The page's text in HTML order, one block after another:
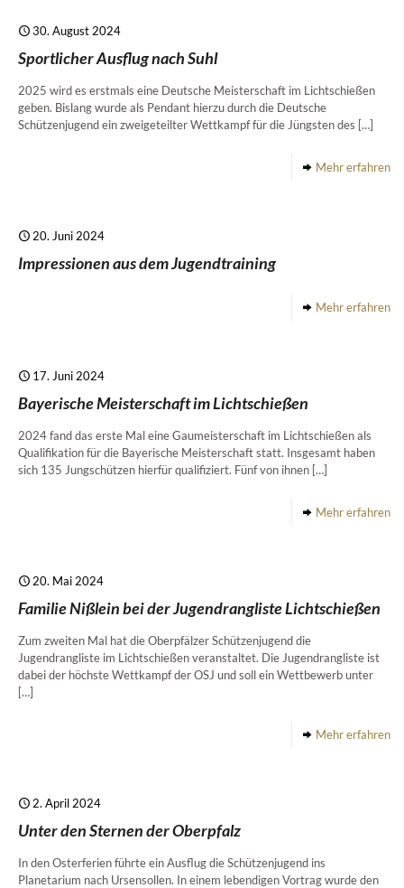
30. August 2024
Sportlicher Ausflug nach Suhl
2025 wird es erstmals eine Deutsche Meisterschaft im Lichtschießen
geben. Bislang wurde als Pendant hierzu durch die Deutsche
Schützenjugend ein zweigeteilter Wettkampf für die Jüngsten des […]
Mehr erfahren
20. Juni 2024
Impressionen aus dem Jugendtraining
Mehr erfahren
17. Juni 2024
Bayerische Meisterschaft im Lichtschießen
2024 fand das erste Mal eine Gaumeisterschaft im Lichtschießen als
Qualifikation für die Bayerische Meisterschaft statt. Insgesamt haben
sich 135 Jungschützen hierfür qualifiziert. Fünf von ihnen […]
Mehr erfahren
20. Mai 2024
Familie Nißlein bei der Jugendrangliste Lichtschießen
Zum zweiten Mal hat die Oberpfälzer Schützenjugend die
Jugendrangliste im Lichtschießen veranstaltet. Die Jugendrangliste ist
dabei der höchste Wettkampf der OSJ und soll ein Wettbewerb unter
[…]
Mehr erfahren
2. April 2024
Unter den Sternen der Oberpfalz
In den Osterferien führte ein Ausflug die Schützenjugend ins
Planetarium nach Ursensollen. In einem lebendigen Vortrag wurde den